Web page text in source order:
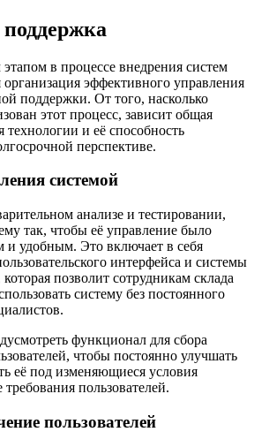
в процессе внедрения систем
организация эффективного управления
поддержки. От того, насколько
этот процесс, зависит общая
технологии и её способность
перспективе.
системой
анализе и тестировании,
так, чтобы её управление было
удобным. Это включает в себя
интерфейса и системы
позволит сотрудникам склада
систему без постоянного
функционал для сбора
чтобы постоянно улучшать
её под изменяющиеся условия
пользователей.
пользователей